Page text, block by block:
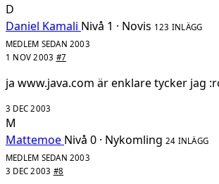
D
Daniel Kamali Nivå 1 · Novis 123 INLÄGG
MEDLEM SEDAN 2003
1 NOV 2003 #7
ja www.java.com är enklare tycker jag
3 DEC 2003
M
Mattemoe Nivå 0 · Nykomling 24 INLÄGG
MEDLEM SEDAN 2003
3 DEC 2003 #8